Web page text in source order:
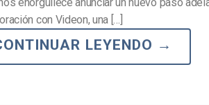
de Video
de Radio y Televisión
con Videon, una […]
LEYENDO →